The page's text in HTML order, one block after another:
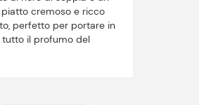
cremoso e ricco
perfetto per portare in
tutto il profumo del